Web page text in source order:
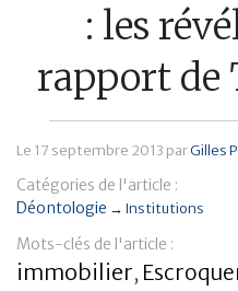
Assurance Vie
Patrimoine
Immobilier
Banque
: les
rapport de
Le 17 septembre 2013 parGilles
Catégories de l'article :
Déontologie → Institutions
Mots-clés de l'article :
immobilier,